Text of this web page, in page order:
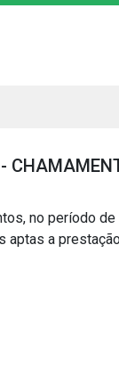
no período
aptas a